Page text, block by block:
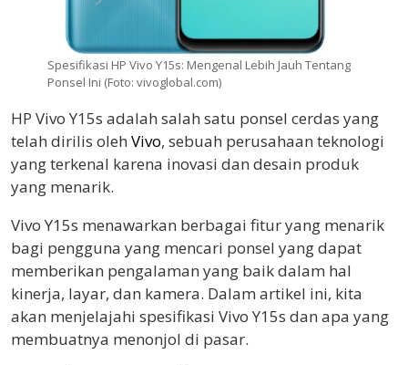
Spesifikasi HP Vivo Y15s: Mengenal Lebih Jauh Tentang
Ponsel Ini (Foto: vivoglobal.com)
HP Vivo Y15s adalah salah satu ponsel cerdas yang
telah dirilis oleh Vivo, sebuah perusahaan teknologi
yang terkenal karena inovasi dan desain produk
yang menarik.
Vivo Y15s menawarkan berbagai fitur yang menarik
bagi pengguna yang mencari ponsel yang dapat
memberikan pengalaman yang baik dalam hal
kinerja, layar, dan kamera. Dalam artikel ini, kita
akan menjelajahi spesifikasi Vivo Y15s dan apa yang
membuatnya menonjol di pasar.